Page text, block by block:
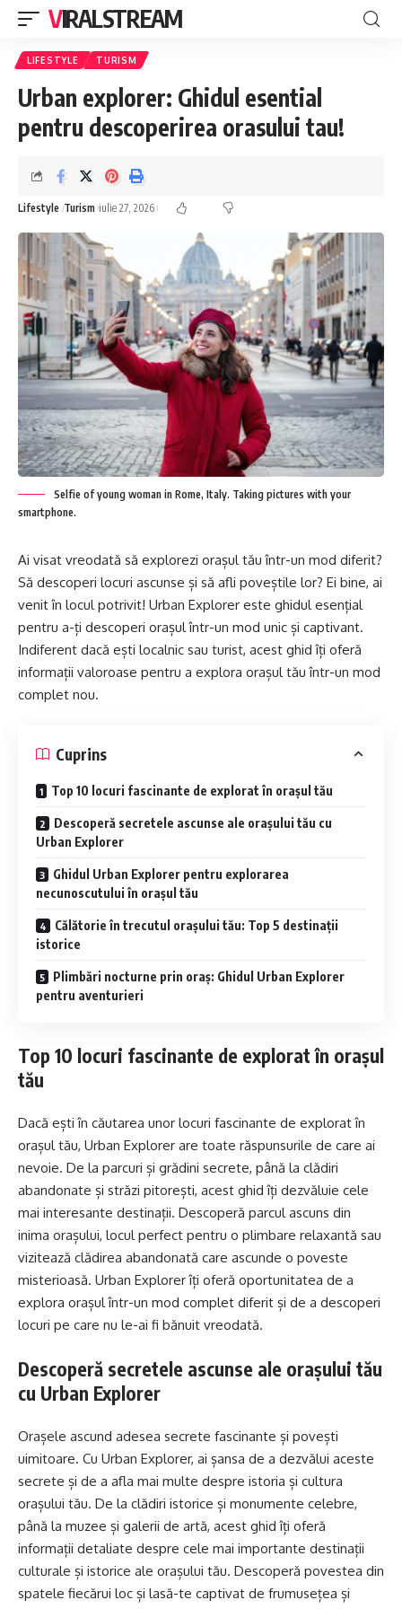
VIRALSTREAM
LIFESTYLE TURISM
Urban explorer: Ghidul esential
pentru descoperirea orasului tau!
Lifestyle Turism iulie 27, 2026
Selfie of young woman in Rome, Italy. Taking pictures with your
smartphone.
Ai visat vreodată să explorezi orașul tău într-un mod diferit?
Să descoperi locuri ascunse și să afli poveștile lor? Ei bine, ai
venit în locul potrivit! Urban Explorer este ghidul esențial
pentru a-ți descoperi orașul într-un mod unic și captivant.
Indiferent dacă ești localnic sau turist, acest ghid îți oferă
informații valoroase pentru a explora orașul tău într-un mod
complet nou.
Cuprins
Top 10 locuri fascinante de explorat în orașul tău
Descoperă secretele ascunse ale orașului tău cu
Urban Explorer
Ghidul Urban Explorer pentru explorarea
necunoscutului în orașul tău
Călătorie în trecutul orașului tău: Top 5 destinații
istorice
Plimbări nocturne prin oraș: Ghidul Urban Explorer
pentru aventurieri
Top 10 locuri fascinante de explorat în orașul
tău
Dacă ești în căutarea unor locuri fascinante de explorat în
orașul tău, Urban Explorer are toate răspunsurile de care ai
nevoie. De la parcuri și grădini secrete, până la clădiri
abandonate și străzi pitorești, acest ghid îți dezvăluie cele
mai interesante destinații. Descoperă parcul ascuns din
inima orașului, locul perfect pentru o plimbare relaxantă sau
vizitează clădirea abandonată care ascunde o poveste
misterioasă. Urban Explorer îți oferă oportunitatea de a
explora orașul într-un mod complet diferit și de a descoperi
locuri pe care nu le-ai fi bănuit vreodată.
Descoperă secretele ascunse ale orașului tău
cu Urban Explorer
Orașele ascund adesea secrete fascinante și povești
uimitoare. Cu Urban Explorer, ai șansa de a dezvălui aceste
secrete și de a afla mai multe despre istoria și cultura
orașului tău. De la clădiri istorice și monumente celebre,
până la muzee și galerii de artă, acest ghid îți oferă
informații detaliate despre cele mai importante destinații
culturale și istorice ale orașului tău. Descoperă povestea din
spatele fiecărui loc și lasă-te captivat de frumusețea și